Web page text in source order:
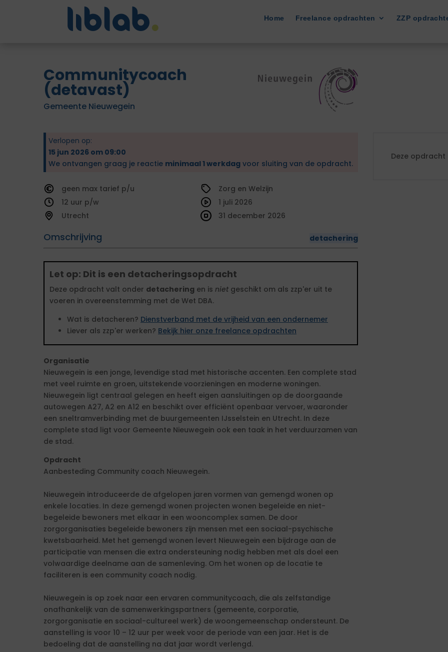
Home Freelance opdrachten ZZP
Communitycoach
(detavast)
Gemeente Nieuwegein
Verlopen op:
15 jun 2026 om 09:00
We ontvangen graag je reactie minimaal 1 werkdag voor sluiting van de opdracht.
geen
tarief
12
Utrecht
Zorg en Welzijn
Omschrijving detachering
1 juli 2026
31 december 2026
Let op: Dit is een detacheringsopdracht
Deze opdracht valt onder detachering en is niet geschikt om als zzp'er uit te
voeren in overeenstemming met de Wet DBA.
Wat is detacheren? Dienstverband met de vrijheid van een ondernemer
Liever als zzp'er werken? Bekijk hier onze freelance opdrachten
Organisatie
Nieuwegein is een jonge, levendige stad met historische accenten. Een complete stad
met veel ruimte en groen, uitstekende voorzieningen en moderne woningen.
Nieuwegein ligt centraal gelegen en heeft eigen aansluitingen op de doorgaande
autowegen A27, A2 en A12 en beschikt over efficiënt openbaar vervoer, waaronder
een sneltramverbinding met de buurgemeenten IJsselstein en Utrecht. In deze
complete stad ligt voor Gemeente Nieuwegein ook een taak in het verduurzamen van
de stad.
Opdracht
Aanbesteding Community coach Nieuwegein.
Nieuwegein introduceerde de afgelopen jaren vormen van gemengd wonen op
enkele locaties. In deze gemengd wonen projecten wonen begeleide en niet-
begeleide bewoners met elkaar in een wooncomplex samen. De door
zorgorganisaties begeleide bewoners zijn mensen met een sociaal-psychische
kwetsbaarheid. Met het gemengd wonen levert Nieuwegein een bijdrage aan de
participatie van mensen die extra ondersteuning nodig hebben met als doel een
volwaardige deelname aan de samenleving. Om het wonen op de locatie te
faciliteren is een community coach nodig.
Nieuwegein is op zoek naar een ervaren communitycoach, die als zelfstandige
onafhankelijk van de samenwerkingspartners (gemeente, corporatie,
zorgorganisatie en sociaal-cultureel werk) de woongemeenschap ondersteunt. De
aanstelling is voor 10 – 12 uur per week voor de periode van een jaar. Het is de
bedoeling dat de aanstelling na dat jaar wordt verlengd.
Deze opdracht